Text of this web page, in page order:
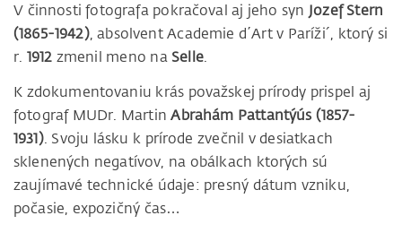
V činnosti fotografa pokračoval aj jeho syn Jozef Stern
(1865-1942), absolvent Academie d΄Art v Paríži´, ktorý si
r. 1912 zmenil meno na Selle.
K zdokumentovaniu krás považskej prírody prispel aj
fotograf MUDr. MartinAbrahám Pattantýús (1857-
1931). Svoju lásku k prírode zvečnil v desiatkach
sklenených negatívov, na obálkach ktorých sú
zaujímavé technické údaje: presný dátum vzniku,
počasie, expozičný čas…